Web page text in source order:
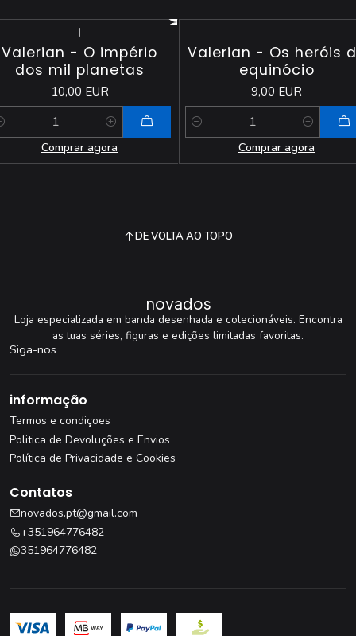
|
Valerian - O império
dos mil planetas
10,00 EUR
Comprar agora
|
Valerian - Os heróis
equinócio
9,00 EUR
Quantidade
Comprar agora
DE VOLTA AO TOPO
novados
Loja especializada em banda desenhada e colecionáveis. Encontra
as tuas séries, figuras e edições limitadas favoritas.
Siga-nos
informação
Termos e condiçoes
Politica de Devoluções e Envios
Política de Privacidade e Cookies
Contatos
novados.pt@gmail.com
+351964776482
351964776482